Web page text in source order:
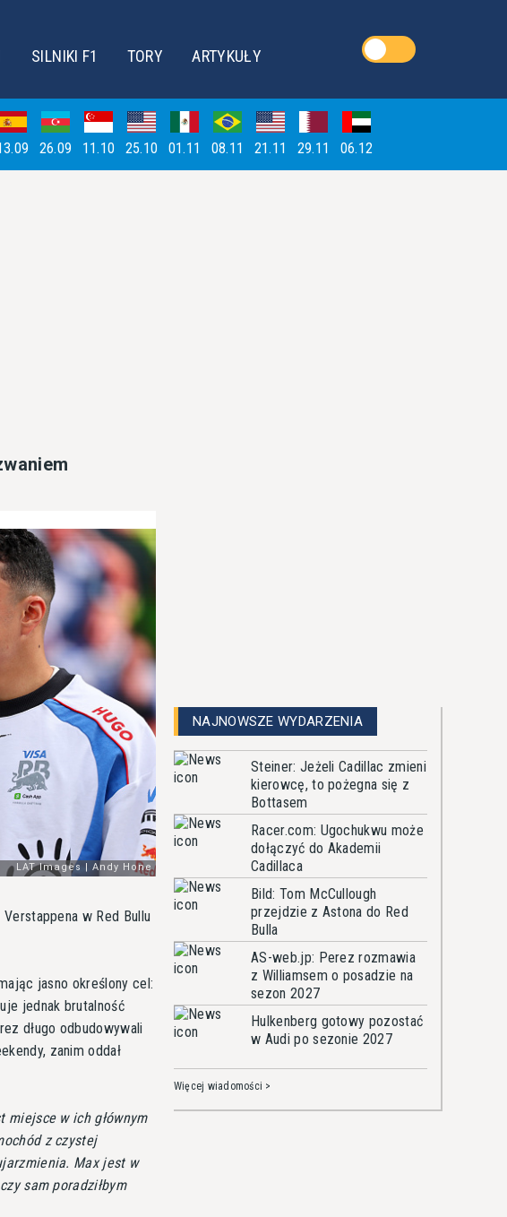
SILNIKI F1 TORY ARTYKUŁY
26.09 11.10 25.10 01.11 08.11 21.11 29.11 06.12
w Red Bullu
jasno określony cel:
jednak brutalność
długo odbudowywali
zanim oddał
miejsce w ich głównym
z czystej
Max jest w
sam poradziłbym
NAJNOWSZE WYDARZENIA
Steiner: Jeżeli Cadillac zmieni
kierowcę, to pożegna się z
Bottasem
Racer.com: Ugochukwu może
dołączyć do Akademii
Cadillaca
Bild: Tom McCullough
przejdzie z Astona do Red
Bulla
AS-web.jp: Perez rozmawia
z Williamsem o posadzie na
sezon 2027
Hulkenberg gotowy pozostać
w Audi po sezonie 2027
Więcej wiadomości >